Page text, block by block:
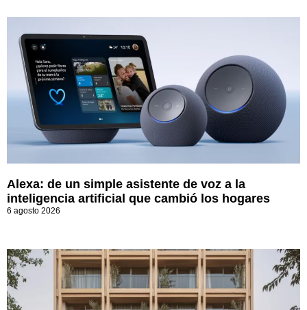
Alexa: de un simple asistente de voz a la
inteligencia artificial que cambió los hogares
6 agosto 2026